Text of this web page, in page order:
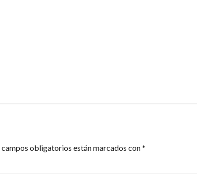
campos obligatorios están marcados con*